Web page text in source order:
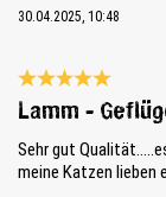
30.04.2025, 10:48
Review with rating
Lamm -
Sehr gut
meine Katzen lieben